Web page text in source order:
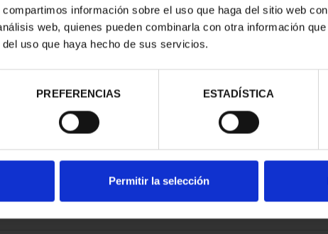
información sobre el uso que haga del sitio web
web, quienes pueden combinarla con otra información
uso que haya hecho de sus servicios.
PREFERENCIAS ESTADÍSTICA
Permitir la selección
III -